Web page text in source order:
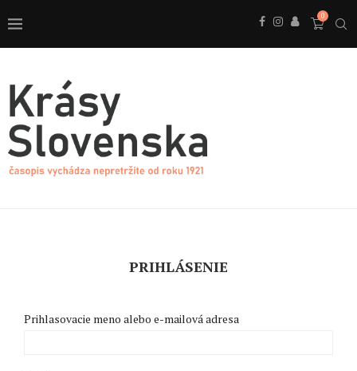
0
PRIHLÁSENIE
Prihlasovacie meno alebo e-mailová adresa